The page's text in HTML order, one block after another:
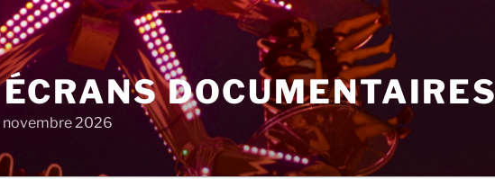
DOCUMENTAIRES
novembre 2026